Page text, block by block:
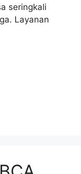
seringkali
Layanan